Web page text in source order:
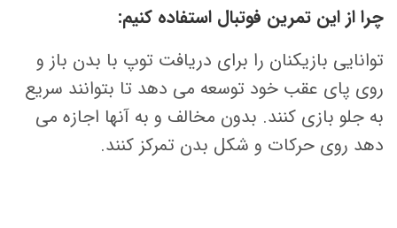
چرا از این تمرین فوتبال استفاده کنیم:
توانایی بازیکنان را برای دریافت توپ با بدن باز و
روی پای عقب خود توسعه می دهد تا بتوانند سریع
به جلو بازی کنند. بدون مخالف و به آنها اجازه می
دهد روی حرکات و شکل بدن تمرکز کنند.